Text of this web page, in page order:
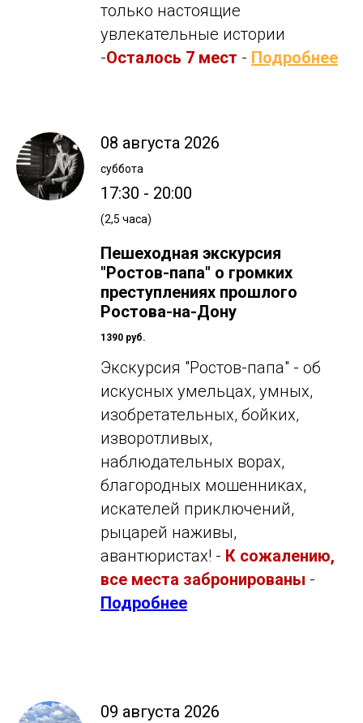
только настоящие
увлекательные истории
-Осталось 7 мест - Подробнее
08 августа 2026
суббота
17:30 - 20:00
(2,5 часа)
Пешеходная экскурсия
"Ростов-папа" о громких
преступлениях прошлого
Ростова-на-Дону
1390 руб.
Экскурсия "Ростов-папа" - об
искусных умельцах, умных,
изобретательных, бойких,
изворотливых,
наблюдательных ворах,
благородных мошенниках,
искателей приключений,
рыцарей наживы,
авантюристах! - К сожалению,
все места забронированы -
Подробнее
09 августа 2026